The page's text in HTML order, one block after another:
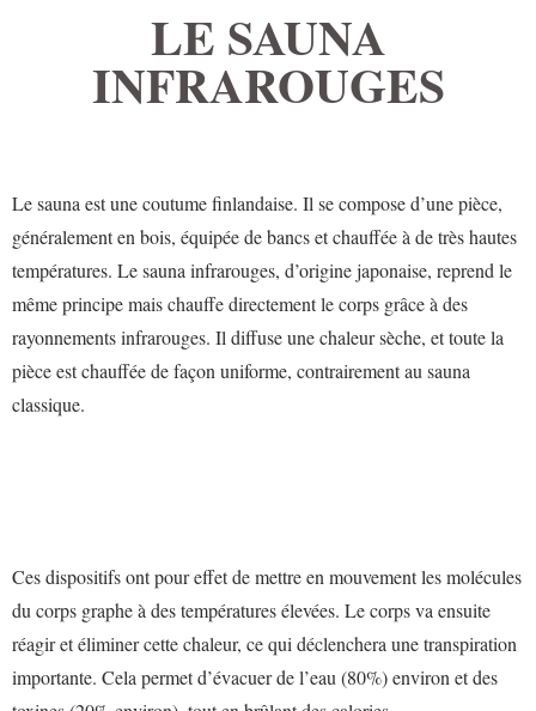
LE SAUNA
INFRAROUGES
Le sauna est une coutume finlandaise. Il se compose d’une pièce,
généralement en bois, équipée de bancs et chauffée à de très hautes
températures. Le sauna infrarouges, d’origine japonaise, reprend le
même principe mais chauffe directement le corps grâce à des
rayonnements infrarouges. Il diffuse une chaleur sèche, et toute la
pièce est chauffée de façon uniforme, contrairement au sauna
classique.
Ces dispositifs ont pour effet de mettre en mouvement les molécules
du corps graphe à des températures élevées. Le corps va ensuite
réagir et éliminer cette chaleur, ce qui déclenchera une transpiration
importante. Cela permet d’évacuer de l’eau (80%) environ et des